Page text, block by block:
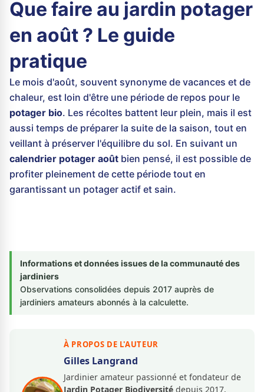
Que faire au jardin potager
en août ? Le guide
pratique
Le mois d'août, souvent synonyme de vacances et de
chaleur, est loin d'être une période de repos pour le
potager bio. Les récoltes battent leur plein, mais il est
aussi temps de préparer la suite de la saison, tout en
veillant à préserver l'équilibre du sol. En suivant un
calendrier potager août bien pensé, il est possible de
profiter pleinement de cette période tout en
garantissant un potager actif et sain.
Informations et données issues de la communauté des
jardiniers
Observations consolidées depuis 2017 auprès de
jardiniers amateurs abonnés à la calculette.
À PROPOS DE L'AUTEUR
Gilles Langrand
Jardinier amateur passionné et fondateur de
Jardin Potager Biodiversité depuis 2017.